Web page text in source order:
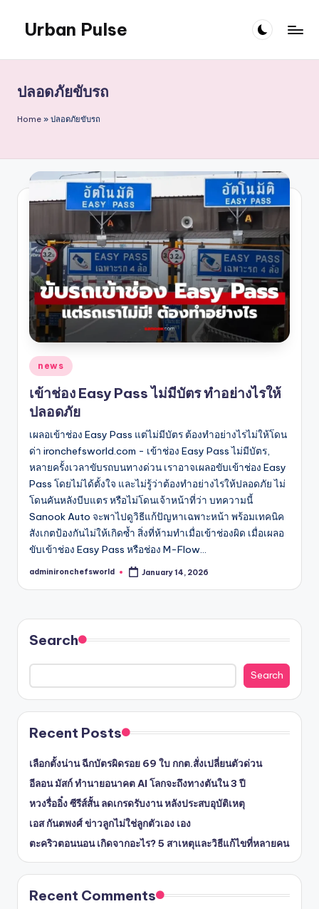
content
Urban Pulse
ปลอดภัยขับรถ
Home » ปลอดภัยขับรถ
Posted
in
news
เข้าช่อง Easy Pass ไม่มีบัตร ทำอย่างไรให้
ปลอดภัย
เผลอเข้าช่อง Easy Pass แต่ไม่มีบัตร ต้องทำอย่างไรไม่ให้โดน
ด่า ironchefsworld.com - เข้าช่อง Easy Pass ไม่มีบัตร,
หลายครั้งเวลาขับรถบนทางด่วน เราอาจเผลอขับเข้าช่อง Easy
Pass โดยไม่ได้ตั้งใจ และไม่รู้ว่าต้องทำอย่างไรให้ปลอดภัย ไม่
โดนคันหลังบีบแตร หรือไม่โดนเจ้าหน้าที่ว่า บทความนี้
Sanook Auto จะพาไปดูวิธีแก้ปัญหาเฉพาะหน้า พร้อมเทคนิค
สังเกตป้องกันไม่ให้เกิดซ้ำ สิ่งที่ห้ามทำเมื่อเข้าช่องผิด เมื่อเผลอ
ขับเข้าช่อง Easy Pass หรือช่อง M-Flow…
Posted
adminironchefsworld January 14, 2026
Search
Search
Recent Posts
เลือกตั้งน่าน ฉีกบัตรผิดรอย 69 ใบ กกต.สั่งเปลี่ยนตัวด่วน
อีลอน มัสก์ ทำนายอนาคต AI โลกจะถึงทางตันใน 3 ปี
หวงรื่ออิ๋ง ซีรีส์สั้น ลดเกรดรับงาน หลังประสบอุบัติเหตุ
เอส กันตพงศ์ ข่าวลูกไม่ใช่ลูกตัวเอง เอง
ตะคริวตอนนอน เกิดจากอะไร? 5 สาเหตุและวิธีแก้ไขที่หลายคน
Recent Comments